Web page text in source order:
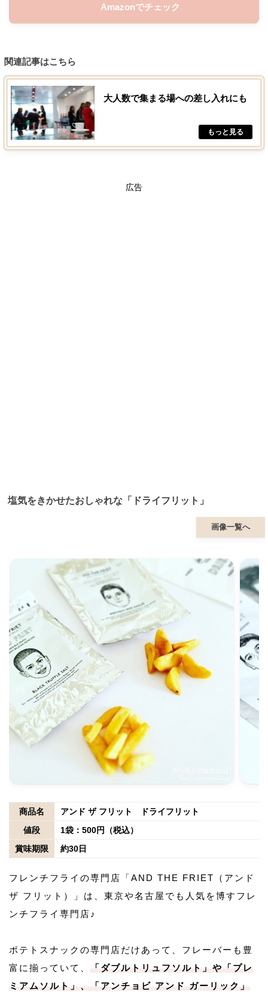
Amazonでチェック
関連記事はこちら
大人数で集まる場への差し入れにも
広告
塩気をきかせたおしゃれな「ドライフリット」
画像一覧へ
商品名
アンド ザ フリット ドライフリット
値段
1袋：500円（税込）
賞味期限
約30日
フレンチフライの専門店「AND THE FRIET（アンド
ザ フリット）」は、東京や名古屋でも人気を博すフレ
ンチフライ専門店♪
ポテトスナックの専門店だけあって、フレーバーも豊
富に揃っていて、
「ダブルトリュフソルト」や「プレ
ミアムソルト」、「アンチョビ アンド ガーリック」